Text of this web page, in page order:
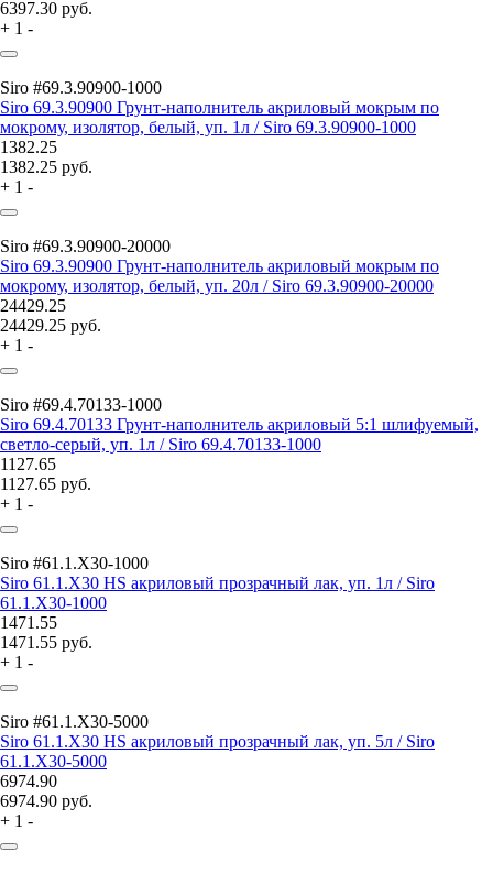
6397.30 руб.
+ 1 -
Siro #69.3.90900-1000
Siro 69.3.90900 Грунт-наполнитель акриловый мокрым по
мокрому, изолятор, белый, уп. 1л / Siro 69.3.90900-1000
1382.25
1382.25 руб.
+ 1 -
Siro #69.3.90900-20000
Siro 69.3.90900 Грунт-наполнитель акриловый мокрым по
мокрому, изолятор, белый, уп. 20л / Siro 69.3.90900-20000
24429.25
24429.25 руб.
+ 1 -
Siro #69.4.70133-1000
Siro 69.4.70133 Грунт-наполнитель акриловый 5:1 шлифуемый,
светло-серый, уп. 1л / Siro 69.4.70133-1000
1127.65
1127.65 руб.
+ 1 -
Siro #61.1.Х30-1000
Siro 61.1.Х30 HS акриловый прозрачный лак, уп. 1л / Siro
61.1.Х30-1000
1471.55
1471.55 руб.
+ 1 -
Siro #61.1.Х30-5000
Siro 61.1.Х30 HS акриловый прозрачный лак, уп. 5л / Siro
61.1.Х30-5000
6974.90
6974.90 руб.
+ 1 -